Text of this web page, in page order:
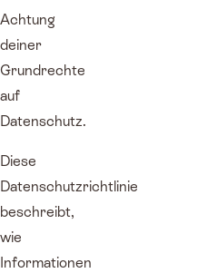
Achtung
deiner
Grundrechte
auf
Datenschutz.
Diese
Datenschutzrichtlinie
beschreibt,
wie
Informationen